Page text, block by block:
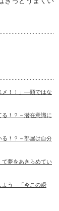
メ！！」―頭ではな
！？－潜在意識に
る！？－部屋は自分
夢をあきらめてい
よう―「今この瞬